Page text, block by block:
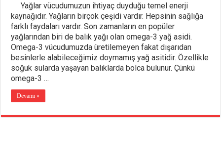
Yağlar vücudumuzun ihtiyaç duyduğu temel enerji
kaynağıdır. Yağların birçok çeşidi vardır. Hepsinin sağlığa
farklı faydaları vardır. Son zamanların en popüler
yağlarından biri de balık yağı olan omega-3 yağ asidi.
Omega-3 vücudumuzda üretilemeyen fakat dışarıdan
besinlerle alabileceğimiz doymamış yağ asitidir. Özellikle
soğuk sularda yaşayan balıklarda bolca bulunur. Çünkü
omega-3 …
Devamı »